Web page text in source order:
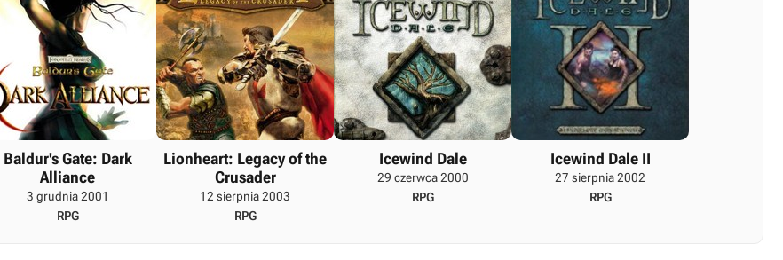
Baldur's Gate: Dark
Alliance
3 grudnia 2001
RPG
Lionheart: Legacy of the
Crusader
12 sierpnia 2003
RPG
Icewind Dale
29 czerwca 2000
RPG
Icewind Dale II
27 sierpnia 2002
RPG